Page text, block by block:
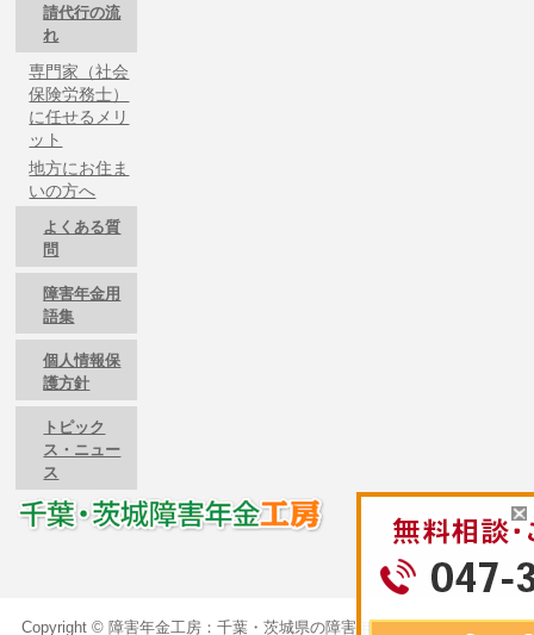
請代行の流
れ
専門家（社会
保険労務士）
に任せるメリ
ット
地方にお住ま
いの方へ
よくある質
問
障害年金用
語集
個人情報保
護方針
トピック
ス・ニュー
ス
Copyright © 障害年金工房：千葉・茨城県の障害年金のご相談は障害年